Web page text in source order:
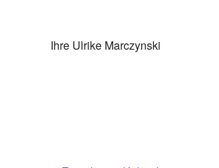
Ihre Ulrike Marczynski